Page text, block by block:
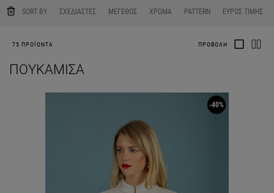
SORT BY ΣΧΕΔΙΑΣΤΕΣ ΜΕΓΕΘΟΣ ΧΡΩΜΑ PATTERN ΕΥΡΟΣ ΤΙΜΗΣ
75 ΠΡΟΪΟΝΤΑ ΠΡΟΒΟΛΗ
ΠΟΥΚΑΜΙΣΑ
-40%